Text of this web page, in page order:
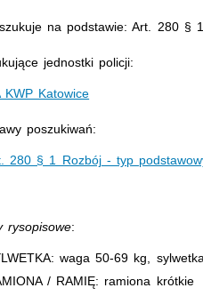
na podstawie: Art. 280 §
jednostki policji:
KWP Katowice
poszukiwań:
280 § 1 Rozbój - typ
rysopisowe:
waga 50-69 kg,
/ RAMIĘ: ramiona krótkie